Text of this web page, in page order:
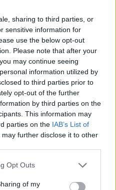
sharing to third parties, or
sensitive information for
use the below opt-out
Please note that after your
may continue seeing
information utilized by
to third parties prior to
opt-out of the further
by third parties on the
This information may
parties on the IAB’s List of
may further disclose it to other
Opt Outs
of my
Societat fundada l’any 1868
pel modernisme...